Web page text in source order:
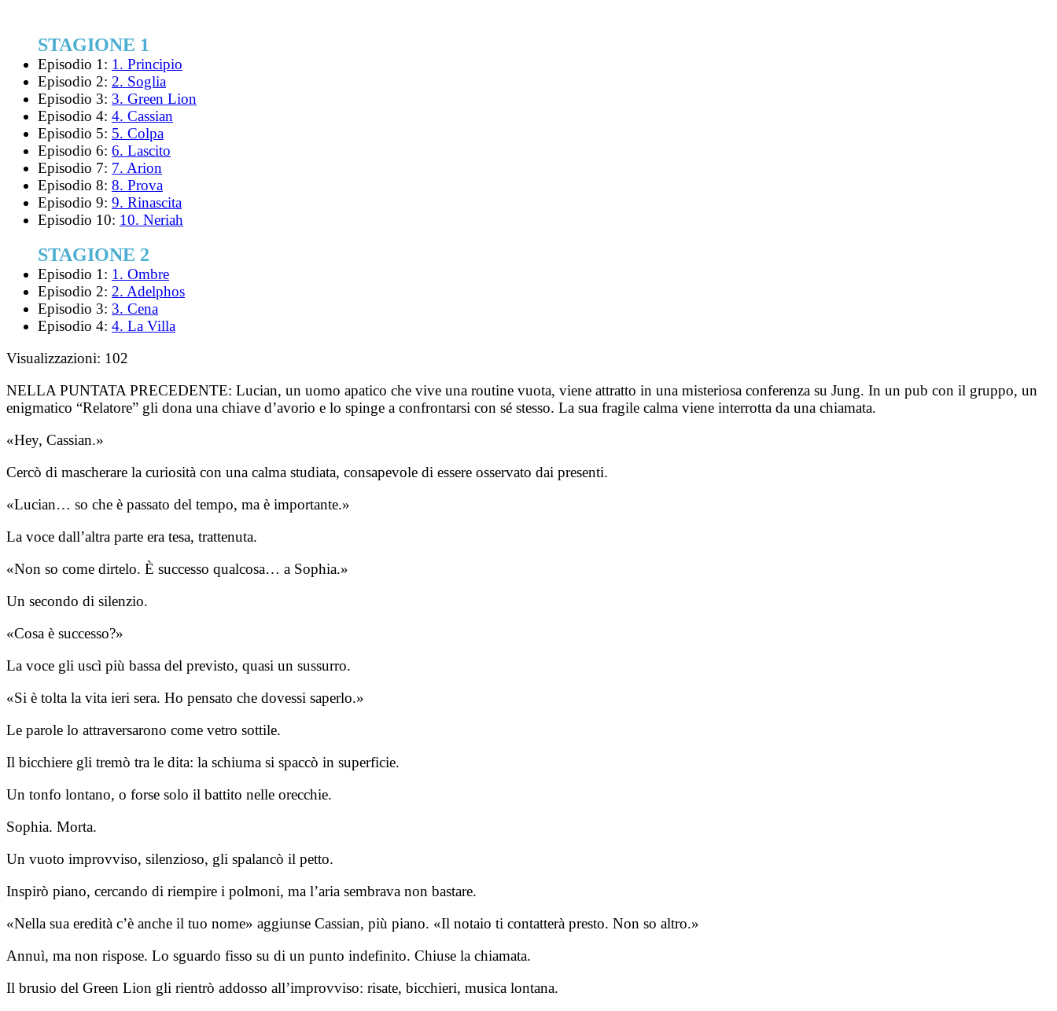
STAGIONE 1
Episodio 1: 1. Principio
Episodio 2: 2. Soglia
Episodio 3: 3. Green Lion
Episodio 4: 4. Cassian
Episodio 5: 5. Colpa
Episodio 6: 6. Lascito
Episodio 7: 7. Arion
Episodio 8: 8. Prova
Episodio 9: 9. Rinascita
Episodio 10: 10. Neriah
STAGIONE 2
Episodio 1: 1. Ombre
Episodio 2: 2. Adelphos
Episodio 3: 3. Cena
Episodio 4: 4. La Villa
Visualizzazioni: 102
NELLA PUNTATA PRECEDENTE: Lucian, un uomo apatico che vive una routine vuota, viene attratto in una misteriosa conferenza su Jung. In un pub con il gruppo, un
enigmatico “Relatore” gli dona una chiave d’avorio e lo spinge a confrontarsi con sé stesso. La sua fragile calma viene interrotta da una chiamata.
«Hey, Cassian.»
Cercò di mascherare la curiosità con una calma studiata, consapevole di essere osservato dai presenti.
«Lucian… so che è passato del tempo, ma è importante.»
La voce dall’altra parte era tesa, trattenuta.
«Non so come dirtelo. È successo qualcosa… a Sophia.»
Un secondo di silenzio.
«Cosa è successo?»
La voce gli uscì più bassa del previsto, quasi un sussurro.
«Si è tolta la vita ieri sera. Ho pensato che dovessi saperlo.»
Le parole lo attraversarono come vetro sottile.
Il bicchiere gli tremò tra le dita: la schiuma si spaccò in superficie.
Un tonfo lontano, o forse solo il battito nelle orecchie.
Sophia. Morta.
Un vuoto improvviso, silenzioso, gli spalancò il petto.
Inspirò piano, cercando di riempire i polmoni, ma l’aria sembrava non bastare.
«Nella sua eredità c’è anche il tuo nome» aggiunse Cassian, più piano. «Il notaio ti contatterà presto. Non so altro.»
Annuì, ma non rispose. Lo sguardo fisso su di un punto indefinito. Chiuse la chiamata.
Il brusio del Green Lion gli rientrò addosso all’improvviso: risate, bicchieri, musica lontana.